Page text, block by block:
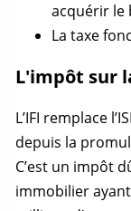
acquérir le
La taxe
L'impôt sur
L’IFI remplace
depuis la
C’est un impôt
immobilier